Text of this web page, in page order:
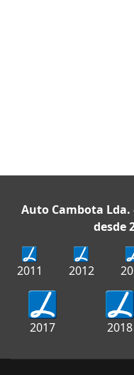
Auto Cambota
desde
2011 2012
2017 2018